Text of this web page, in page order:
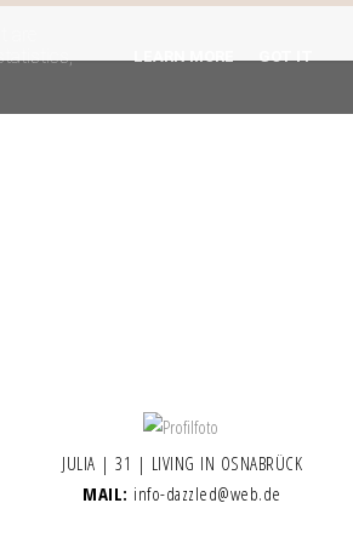
JULIA | 31 | LIVING IN OSNABRÜCK
MAIL: info-dazzled@web.de
LEARN MORE GOT IT